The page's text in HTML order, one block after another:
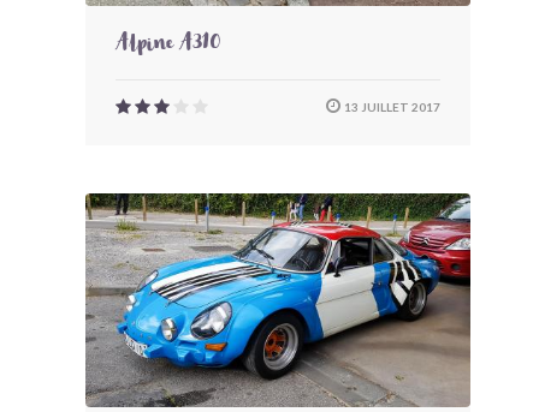
Alpine A310
13 JUILLET 2017